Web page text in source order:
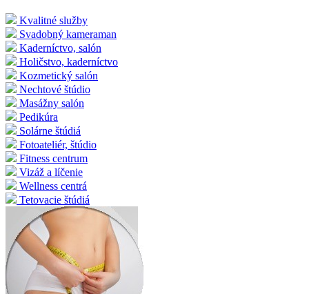
Kvalitné služby
Svadobný kameraman
Kaderníctvo, salón
Holičstvo, kaderníctvo
Kozmetický salón
Nechtové štúdio
Masážny salón
Pedikúra
Solárne štúdiá
Fotoateliér, štúdio
Fitness centrum
Vizáž a líčenie
Wellness centrá
Tetovacie štúdiá